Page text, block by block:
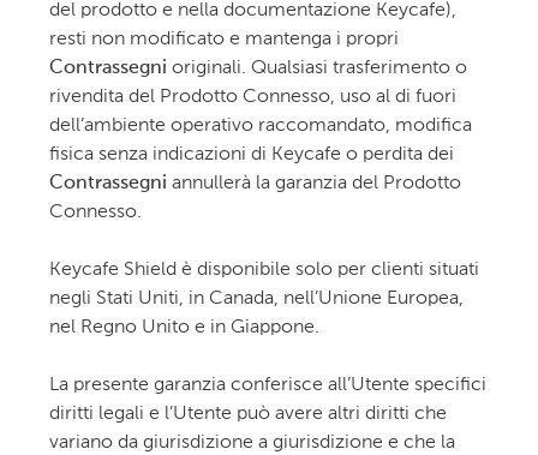
del prodotto e nella documentazione Keycafe),
resti non modificato e mantenga i propri
Contrassegni originali. Qualsiasi trasferimento o
rivendita del Prodotto Connesso, uso al di fuori
dell’ambiente operativo raccomandato, modifica
fisica senza indicazioni di Keycafe o perdita dei
Contrassegni annullerà la garanzia del Prodotto
Connesso.
Keycafe Shield è disponibile solo per clienti situati
negli Stati Uniti, in Canada, nell’Unione Europea,
nel Regno Unito e in Giappone.
La presente garanzia conferisce all’Utente specifici
diritti legali e l’Utente può avere altri diritti che
variano da giurisdizione a giurisdizione e che la